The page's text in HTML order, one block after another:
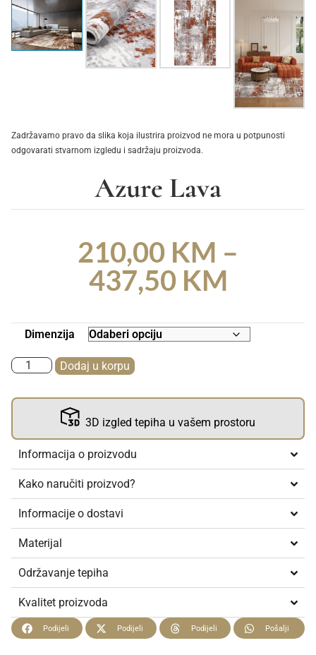
Zadržavamo pravo da slika koja ilustrira proizvod ne mora u potpunosti
odgovarati stvarnom izgledu i sadržaju proizvoda.
Azure Lava
210,00 KM –
437,50 KM
Dimenzija
Dodaj u korpu
3D izgled tepiha u vašem prostoru
Informacija o proizvodu
Kako naručiti proizvod?
Informacije o dostavi
Materijal
Održavanje tepiha
Kvalitet proizvoda
Podijeli Podijeli Podijeli Pošalji